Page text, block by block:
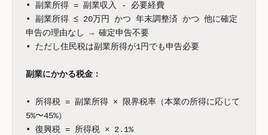
• 副業所得 = 副業収入 - 必要経費
• 副業所得 ≤ 20万円 かつ 年末調整済 かつ 他に確定
申告の理由なし → 確定申告不要
• ただし住民税は副業所得が1円でも申告必要
副業にかかる税金：
• 所得税 = 副業所得 × 限界税率（本業の所得に応じて
5%〜45%）
• 復興税 = 所得税 × 2.1%